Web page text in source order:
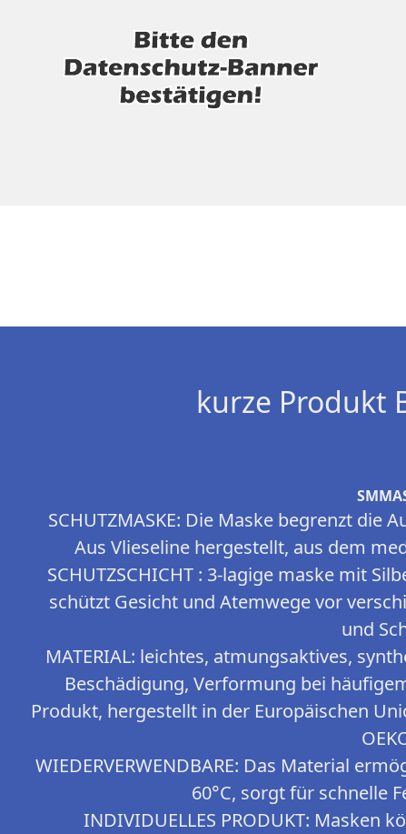
kurze Produkt
SCHUTZMASKE: Die Maske begrenzt die
Aus Vlieseline hergestellt, aus dem
SCHUTZSCHICHT : 3-lagige maske mit
schützt Gesicht und Atemwege vor
und
MATERIAL: leichtes, atmungsaktives,
Beschädigung, Verformung bei
Produkt, hergestellt in der Europäischen
WIEDERVERWENDBARE: Das Material
60°C, sorgt für schnelle
INDIVIDUELLES PRODUKT: Masken